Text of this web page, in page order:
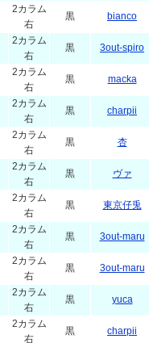
2カラム
右
黒 bianco
2カラム
右
黒 3out-spiro
2カラム
右
黒 macka
2カラム
右
黒 charpii
2カラム
右
黒 杏
2カラム
右
黒 ヴァ
2カラム
右
黒 東京仔兎
2カラム
右
黒 3out-maru
2カラム
右
黒 3out-maru
2カラム
右
黒 yuca
2カラム
右
黒 charpii